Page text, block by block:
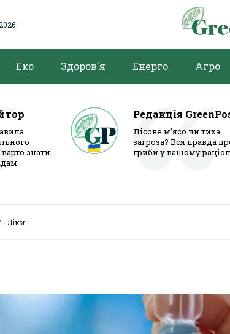
Еко Здоров'я Енерго Агро
знати
Редакція
Лісове м’ясо чи тиха
загроза? Вся правда
гриби у вашому
Ліки